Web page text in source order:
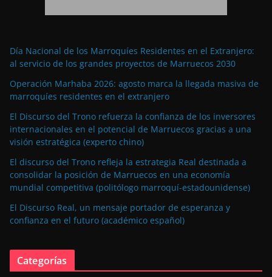
Día Nacional de los Marroquíes Residentes en el Extranjero:
al servicio de los grandes proyectos de Marruecos 2030
Operación Marhaba 2026: agosto marca la llegada masiva de
marroquíes residentes en el extranjero
El Discurso del Trono refuerza la confianza de los inversores
internacionales en el potencial de Marruecos gracias a una
visión estratégica (experto chino)
El discurso del Trono refleja la estrategia Real destinada a
consolidar la posición de Marruecos en una economía
mundial competitiva (politólogo marroquí-estadounidense)
El Discurso Real, un mensaje portador de esperanza y
confianza en el futuro (académico español)
Categorías